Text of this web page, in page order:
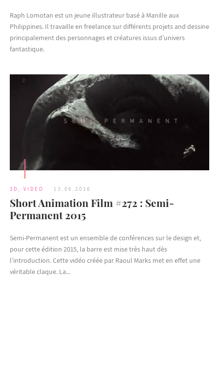
Raph Lomotan est un jeune illustrateur basé à Manille aux
Philippines. Il travaille en freelance sur différents projets and dessine
principalement des personnages et créatures issus d’univers
fantastique.
3D , VIDEO 13.06.2016
Short Animation Film #272 : Semi-
Permanent 2015
Semi-Permanent est un ensemble de conférences sur le design et,
pour cette édition 2015, la barre est mise très haut dès
l’introduction. Cette vidéo créée par Raoul Marks met en effet une
véritable claque. La...